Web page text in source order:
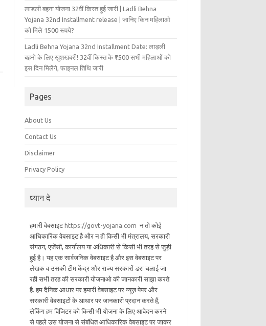
लाडली बहना योजना 32वीं किस्त हुई जारी | Ladli Behna
Yojana 32nd Installment release | जानिए किन महिलाओ
को मिले 1500 रूपये?
Ladli Behna Yojana 32nd Installment Date: लाड़ली
बहनो के लिए खुशखबरी! 32वीं किस्त के ₹1500 सभी महिलाओं को
इस दिन मिलेंगे, फाइनल तिथि जारी
Pages
About Us
Contact Us
Disclaimer
Privacy Policy
ध्यान दे
हमारी वेबसाइट https://govt-yojana.com न तो कोई
आधिकारिक वेबसाइट है और न ही किसी भी मंत्रालय, सरकारी
संगठन, एजेंसी, कार्यालय या अधिकारी से किसी भी तरह से जुड़ी
हुई है। यह एक सार्वजनिक वेबसाइट है और इस वेबसाइट पर
लेखक व उसकी टीम केंद्र और राज्य सरकारों डरा चलाई जा
रही सभी तरह की सरकारी योजनाओ की जानकारी साझा करते
है. हम दैनिक आधार पर हमारी वेबसाइट पर न्यूज़ पेपर और
सरकारी वेबसाइटों के आधार पर जानकारी प्रदान करते हैं,
लेकिंग हम विजिटर को किसी भी योजना के लिए आवेदन करने
से पहले उस योजना से संबंधित आधिकारिक वेबसाइट पर जाकर